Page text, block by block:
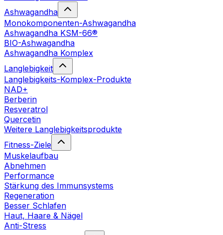
Ashwagandha
Monokomponenten-Ashwagandha
Ashwagandha KSM-66®
BIO-Ashwagandha
Ashwagandha Komplex
Langlebigkeit
Langlebigkeits-Komplex-Produkte
NAD+
Berberin
Resveratrol
Quercetin
Weitere Langlebigkeitsprodukte
Fitness-Ziele
Muskelaufbau
Abnehmen
Performance
Stärkung des Immunsystems
Regeneration
Besser Schlafen
Haut, Haare & Nägel
Anti-Stress